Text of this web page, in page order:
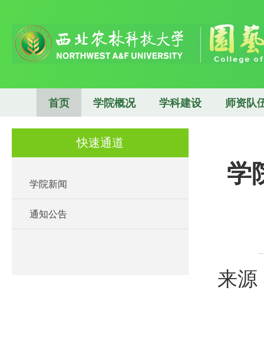
首页 学院概况 学科建设 师资队
快速通道
学院新闻
通知公告
学
来